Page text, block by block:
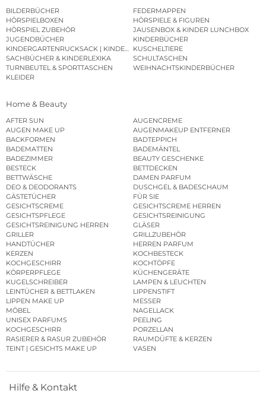
BILDERBÜCHER
FEDERMAPPEN
HÖRSPIELBOXEN
HÖRSPIELE & FIGUREN
HÖRSPIEL ZUBEHÖR
JAUSENBOX & KINDER LUNCHBOX
JUGENDBÜCHER
KINDERBÜCHER
KINDERGARTENRUCKSACK | KINDERGARTENBEUTEL
KUSCHELTIERE
SACHBÜCHER & KINDERLEXIKA
SCHULTASCHEN
TURNBEUTEL & SPORTTASCHEN
WEIHNACHTSKINDERBÜCHER
KLEIDER
Home & Beauty
AFTER SUN
AUGENCREME
AUGEN MAKE UP
AUGENMAKEUP ENTFERNER
BACKFORMEN
BADTEPPICH
BADEMATTEN
BADEMÄNTEL
BADEZIMMER
BEAUTY GESCHENKE
BESTECK
BETTDECKEN
BETTWÄSCHE
DAMEN PARFUM
DEO & DEODORANTS
DUSCHGEL & BADESCHAUM
GÄSTETÜCHER
FÜR SIE
GESICHTSCREME
GESICHTSCREME HERREN
GESICHTSPFLEGE
GESICHTSREINIGUNG
GESICHTSREINIGUNG HERREN
GLÄSER
GRILLER
GRILLZUBEHÖR
HANDTÜCHER
HERREN PARFUM
KERZEN
KOCHBESTECK
KOCHGESCHIRR
KOCHTÖPFE
KÖRPERPFLEGE
KÜCHENGERÄTE
KUGELSCHREIBER
LAMPEN & LEUCHTEN
LEINTÜCHER & BETTLAKEN
LIPPENSTIFT
LIPPEN MAKE UP
MESSER
MÖBEL
NAGELLACK
UNISEX PARFUMS
PEELING
KOCHGESCHIRR
PORZELLAN
RASIERER & RASUR ZUBEHÖR
RAUMDÜFTE & KERZEN
TEINT | GESICHTS MAKE UP
VASEN
Hilfe & Kontakt